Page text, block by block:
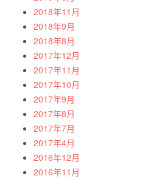
2018年11月
2018年9月
2018年8月
2017年12月
2017年11月
2017年10月
2017年9月
2017年8月
2017年7月
2017年4月
2016年12月
2016年11月